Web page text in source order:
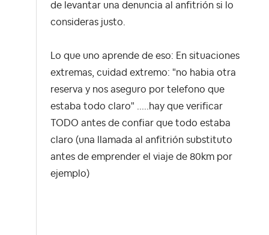
de levantar una denuncia al anfitrión si lo
consideras justo.
Lo que uno aprende de eso: En situaciones
extremas, cuidad extremo: "no habia otra
reserva y nos aseguro por telefono que
estaba todo claro" .....hay que verificar
TODO antes de confiar que todo estaba
claro (una llamada al anfitrión substituto
antes de emprender el viaje de 80km por
ejemplo)